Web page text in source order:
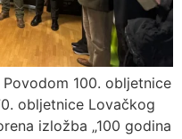
Povodom 100. obljetnice
obljetnice Lovačkog
izložba „100 godina